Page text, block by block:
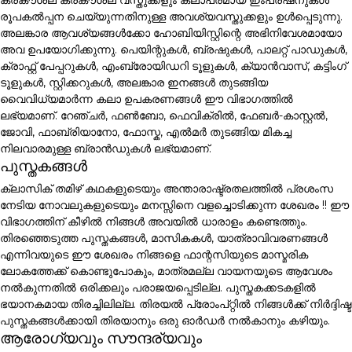
രൂപകൽപ്പന ചെയ്യുന്നതിനുള്ള അവശ്യവസ്തുക്കളും ഉൾപ്പെടുന്നു.
അലങ്കാര ആവശ്യങ്ങൾക്കോ ഹോബിയിസ്റ്റിന്റെ അഭിനിവേശമായോ
അവ ഉപയോഗിക്കുന്നു. പെയിന്റുകൾ, ബ്രഷുകൾ, പാലറ്റ് പാഡുകൾ,
ക്രാഫ്റ്റ് പേപ്പറുകൾ, എംബ്രോയിഡറി ടൂളുകൾ, ക്യാൻവാസ്, കട്ടിംഗ്
ടൂളുകൾ, സ്റ്റിക്കറുകൾ, അലങ്കാര ഇനങ്ങൾ തുടങ്ങിയ
വൈവിധ്യമാർന്ന കലാ ഉപകരണങ്ങൾ ഈ വിഭാഗത്തിൽ
ലഭ്യമാണ്. റേഞ്ചർ, ഫൺബോ, ഫെവിക്രിൽ, ഫേബർ-കാസ്റ്റൽ,
ജോവി, ഫാബ്രിയാനോ, ഫോസ്ക, എൽമർ തുടങ്ങിയ മികച്ച
നിലവാരമുള്ള ബ്രാൻഡുകൾ ലഭ്യമാണ്.
പുസ്തകങ്ങൾ
ക്ലാസിക് തമിഴ് കഥകളുടെയും അന്താരാഷ്ട്രതലത്തിൽ പ്രശംസ
നേടിയ നോവലുകളുടെയും മനസ്സിനെ വളച്ചൊടിക്കുന്ന ശേഖരം !! ഈ
വിഭാഗത്തിന് കീഴിൽ നിങ്ങൾ അവയിൽ ധാരാളം കണ്ടെത്തും.
തിരഞ്ഞെടുത്ത പുസ്തകങ്ങൾ, മാസികകൾ, യാത്രാവിവരണങ്ങൾ
എന്നിവയുടെ ഈ ശേഖരം നിങ്ങളെ ഫാന്റസിയുടെ മാസ്മരിക
ലോകത്തേക്ക് കൊണ്ടുപോകും, മാത്രമല്ല വായനയുടെ ആവേശം
നൽകുന്നതിൽ ഒരിക്കലും പരാജയപ്പെടില്ല. പുസ്തകക്കടകളിൽ
ഭയാനകമായ തിരച്ചിലില്ല. തിരയൽ പ്രോംപ്റ്റിൽ നിങ്ങൾക്ക് നിർദ്ദിഷ്ട
പുസ്തകങ്ങൾക്കായി തിരയാനും ഒരു ഓർഡർ നൽകാനും കഴിയും.
ആരോഗ്യവും സൗന്ദര്യവും